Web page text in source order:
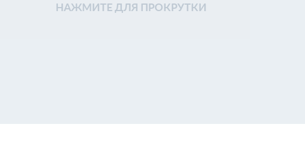
НАЖМИТЕ ДЛЯ ПРОКРУТКИ